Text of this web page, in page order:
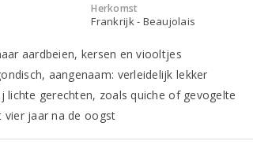
Herkomst
Frankrijk - Beaujolais
aardbeien, kersen en viooltjes
aangenaam: verleidelijk lekker
lichte gerechten, zoals quiche of gevogelte
vier jaar na de oogst